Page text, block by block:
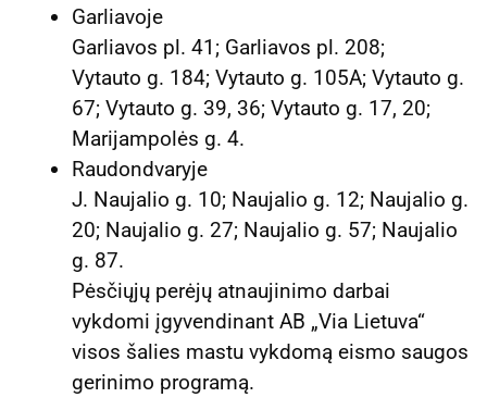
Garliavoje
Garliavos pl. 41; Garliavos pl. 208;
Vytauto g. 184; Vytauto g. 105A; Vytauto g.
67; Vytauto g. 39, 36; Vytauto g. 17, 20;
Marijampolės g. 4.
Raudondvaryje
J. Naujalio g. 10; Naujalio g. 12; Naujalio g.
20; Naujalio g. 27; Naujalio g. 57; Naujalio
g. 87.
Pėsčiųjų perėjų atnaujinimo darbai
vykdomi įgyvendinant AB „Via Lietuva“
visos šalies mastu vykdomą eismo saugos
gerinimo programą.